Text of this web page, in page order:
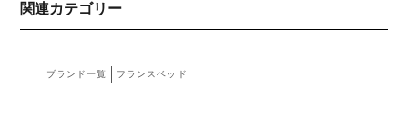
関連カテゴリー
ブランド一覧 フランスベッド